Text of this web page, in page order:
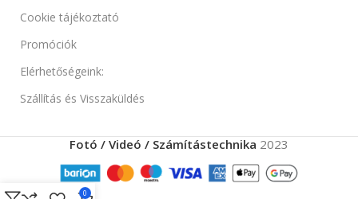
USB, USB 3
TERMÉK ÁLLAPOT
Felújitott
SZINEK Fekete
Cookie tájékoztató
Promóciók
Elérhetőségeink:
Szállítás és Visszaküldés
Fotó / Videó / Számítástechnika 2023
0